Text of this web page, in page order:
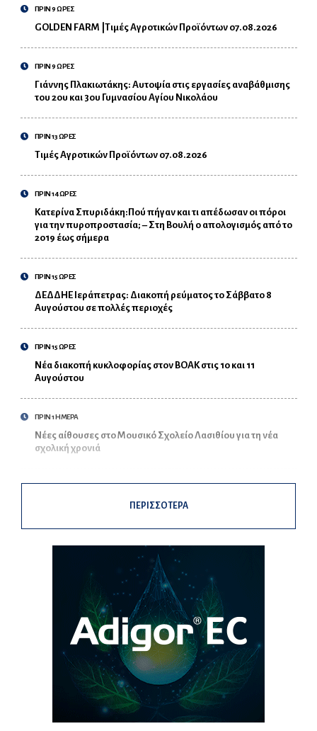
ΠΡΙΝ 9 ΩΡΕΣ
GOLDEN FARM |Τιμές Αγροτικών Προϊόντων 07.08.2026
ΠΡΙΝ 9 ΩΡΕΣ
Γιάννης Πλακιωτάκης: Αυτοψία στις εργασίες αναβάθμισης
του 2ου και 3ου Γυμνασίου Αγίου Νικολάου
ΠΡΙΝ 13 ΩΡΕΣ
Τιμές Αγροτικών Προϊόντων 07.08.2026
ΠΡΙΝ 14 ΩΡΕΣ
Κατερίνα Σπυριδάκη:Πού πήγαν και τι απέδωσαν οι πόροι
για την πυροπροστασία; – Στη Βουλή ο απολογισμός από το
2019 έως σήμερα
ΠΡΙΝ 15 ΩΡΕΣ
ΔΕΔΔΗΕ Ιεράπετρας: Διακοπή ρεύματος το Σάββατο 8
Αυγούστου σε πολλές περιοχές
ΠΡΙΝ 15 ΩΡΕΣ
Νέα διακοπή κυκλοφορίας στον ΒΟΑΚ στις 10 και 11
Αυγούστου
ΠΡΙΝ 1 ΗΜΕΡΑ
Νέες αίθουσες στο Μουσικό Σχολείο Λασιθίου για τη νέα
σχολική χρονιά
ΠΕΡΙΣΣΟΤΕΡΑ